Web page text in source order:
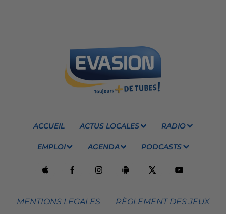
ACCUEIL ACTUS LOCALES RADIO
EMPLOI AGENDA PODCASTS
MENTIONS LEGALES RÈGLEMENT DES JEUX